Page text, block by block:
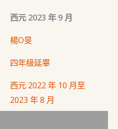
西元 2023 年 9 月
楊O旻
四年級延畢
西元 2022 年 10 月至
2023 年 8 月